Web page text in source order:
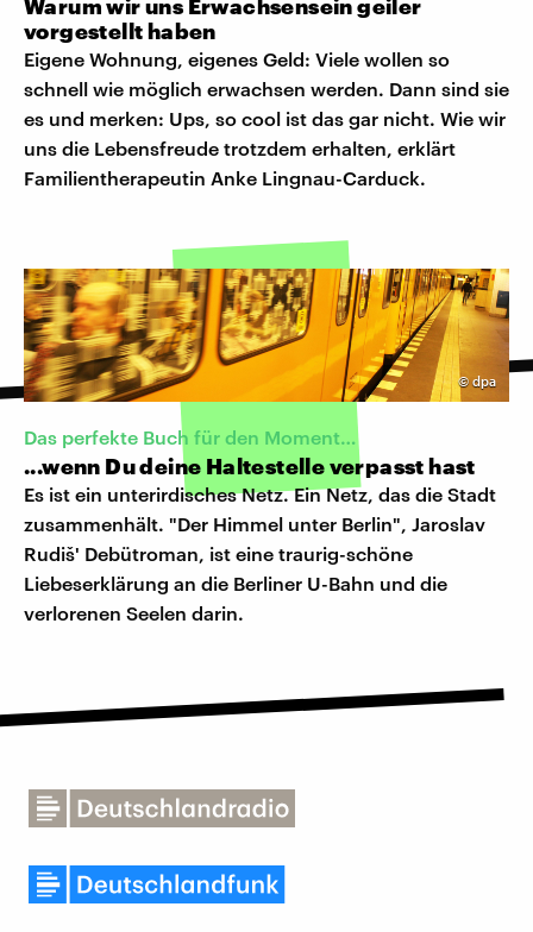
Warum wir uns Erwachsensein geiler
vorgestellt haben
Eigene Wohnung, eigenes Geld: Viele wollen so
schnell wie möglich erwachsen werden. Dann sind sie
es und merken: Ups, so cool ist das gar nicht. Wie wir
uns die Lebensfreude trotzdem erhalten, erklärt
Familientherapeutin Anke Lingnau-Carduck.
© dpa
Das perfekte Buch für den Moment…
...wenn Du deine Haltestelle verpasst hast
Es ist ein unterirdisches Netz. Ein Netz, das die Stadt
zusammenhält. "Der Himmel unter Berlin", Jaroslav
Rudiš' Debütroman, ist eine traurig-schöne
Liebeserklärung an die Berliner U-Bahn und die
verlorenen Seelen darin.